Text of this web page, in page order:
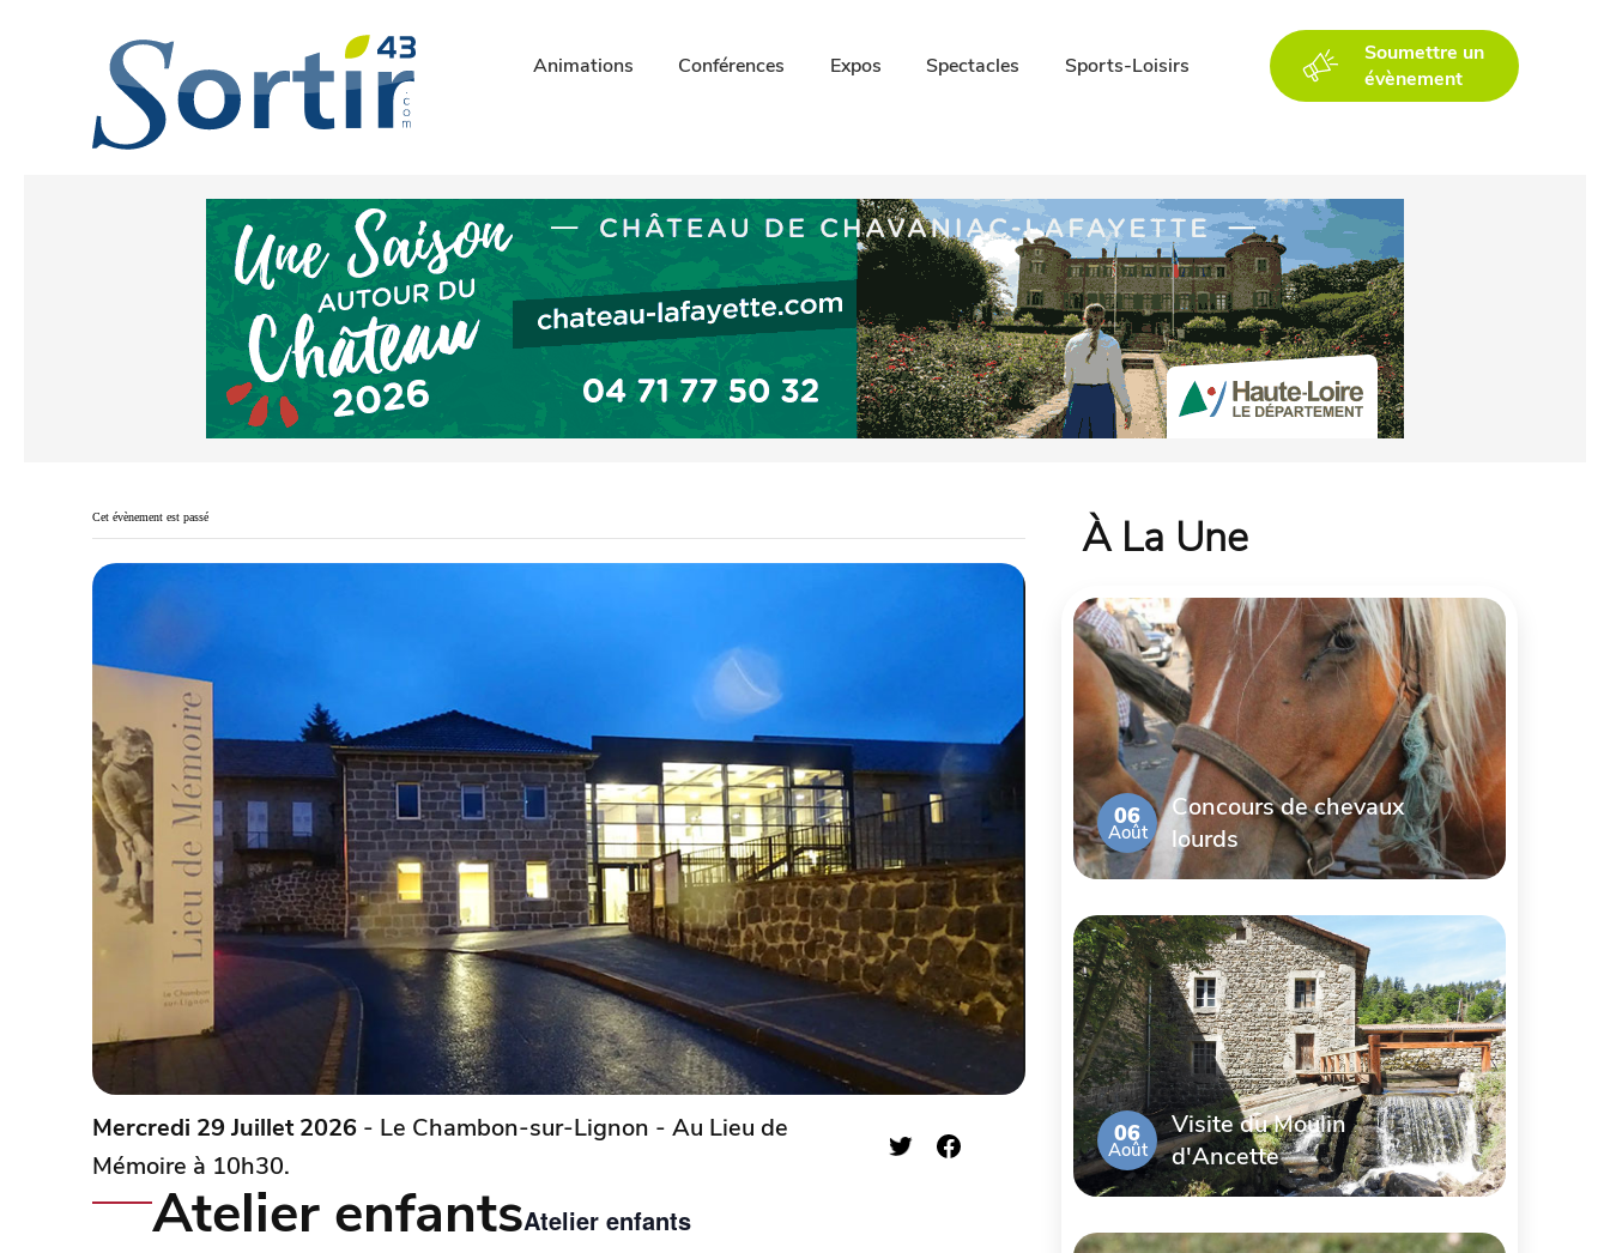
Animations Conférences Expos Spectacles Sports-Loisirs
Soumettre un
évènement
Cet évènement est passé
Mercredi 29 Juillet 2026 - Le Chambon-sur-Lignon - Au Lieu de
Mémoire à 10h30.
Atelier enfantsAtelier enfants
À La Une
06
Août
Concours de chevaux
lourds
06
Août
Visite du Moulin
d'Ancette